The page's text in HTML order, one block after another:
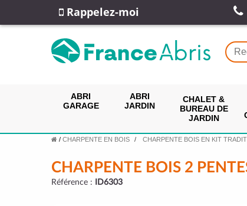
Rappelez-moi
ABRI
GARAGE
ABRI
JARDIN
CHALET &
BUREAU DE
JARDIN
/ CHARPENTE EN BOIS CHARPENTE BOIS EN KIT
CHARPENTE BOIS 2
Référence : ID6303